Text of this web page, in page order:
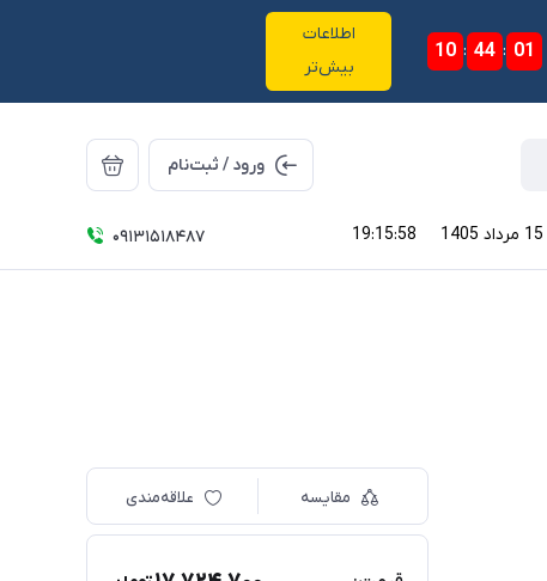
10 : 44 : 01
اطلاعات
بیش‌تر
ورود / ثبت‌نام
19:15:58
09131518487
مقایسه علاقه‌مندی